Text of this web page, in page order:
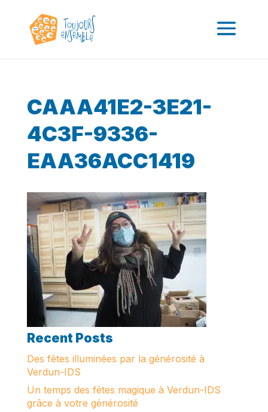
CAAA41E2-3E21-
4C3F-9336-
EAA36ACC1419
Recent Posts
Des fêtes illuminées par la générosité à
Verdun-IDS
Un temps des fêtes magique à Verdun-IDS
grâce à votre générosité